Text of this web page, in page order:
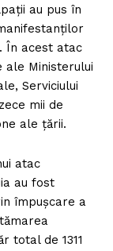
au pus în
În acest atac
Ministerului
Serviciului
mii de
ale țării.
atac
au fost
împușcare a
total de 1311